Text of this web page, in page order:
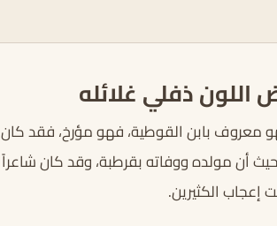
اللون ذفلي غلائله
معروف بابن القوطية، فهو مؤرخ، فقد كان
أن مولده ووفاته بقرطبة، وقد كان شاعراً
إعجاب الكثيرين.